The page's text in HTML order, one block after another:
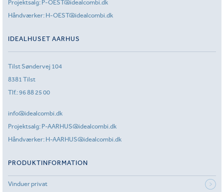
Projektsalg: P-OEST@idealcombi.dk
Håndværker: H-OEST@idealcombi.dk
IDEALHUSET AARHUS
Tilst Søndervej 104
8381 Tilst
Tlf.:96 88 25 00
info@idealcombi.dk
Projektsalg: P-AARHUS@idealcombi.dk
Håndværker: H-AARHUS@idealcombi.dk
PRODUKTINFORMATION
Vinduer privat